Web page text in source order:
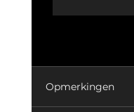
Opmerkingen